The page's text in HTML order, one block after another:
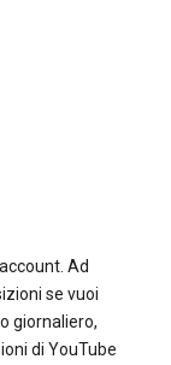
Ad
se vuoi
giornaliero,
di YouTube